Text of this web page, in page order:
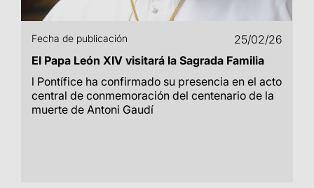
Fecha de publicación
25/02/26
El Papa León XIV visitará la Sagrada Familia
l Pontífice ha confirmado su presencia en el acto
central de conmemoración del centenario de la
muerte de Antoni Gaudí